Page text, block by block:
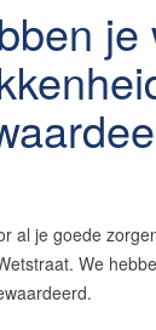
je
al je goede
We